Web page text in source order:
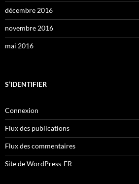
décembre 2016
novembre 2016
mai 2016
S’IDENTIFIER
Connexion
Flux des publications
Flux des commentaires
Site de WordPress-FR